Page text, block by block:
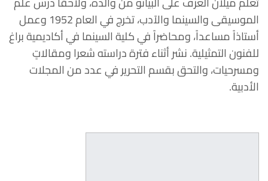
الموسيقى والسينما والآدب، تخرج في العام 1952 وعمل
أستاذاً مساعداً، ومحاضراً في كلية السينما في أكاديمية براغ
للفنون التمثيلية. نشر أثناء فترة دراسته شعرا ومقالاتٍ
ومسرحيات، والتحق بقسم التحرير في عدد من المجلات
الأدبية.